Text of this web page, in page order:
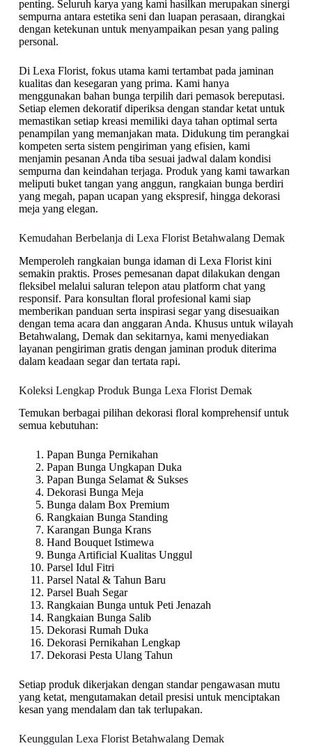
penting. Seluruh karya yang kami hasilkan merupakan sinergi
sempurna antara estetika seni dan luapan perasaan, dirangkai
dengan ketekunan untuk menyampaikan pesan yang paling
personal.
Di Lexa Florist, fokus utama kami tertambat pada jaminan
kualitas dan kesegaran yang prima. Kami hanya
menggunakan bahan bunga terpilih dari pemasok bereputasi.
Setiap elemen dekoratif diperiksa dengan standar ketat untuk
memastikan setiap kreasi memiliki daya tahan optimal serta
penampilan yang memanjakan mata. Didukung tim perangkai
kompeten serta sistem pengiriman yang efisien, kami
menjamin pesanan Anda tiba sesuai jadwal dalam kondisi
sempurna dan keindahan terjaga. Produk yang kami tawarkan
meliputi buket tangan yang anggun, rangkaian bunga berdiri
yang megah, papan ucapan yang ekspresif, hingga dekorasi
meja yang elegan.
Kemudahan Berbelanja di Lexa Florist Betahwalang Demak
Memperoleh rangkaian bunga idaman di Lexa Florist kini
semakin praktis. Proses pemesanan dapat dilakukan dengan
fleksibel melalui saluran telepon atau platform chat yang
responsif. Para konsultan floral profesional kami siap
memberikan panduan serta inspirasi segar yang disesuaikan
dengan tema acara dan anggaran Anda. Khusus untuk wilayah
Betahwalang, Demak dan sekitarnya, kami menyediakan
layanan pengiriman gratis dengan jaminan produk diterima
dalam keadaan segar dan tertata rapi.
Koleksi Lengkap Produk Bunga Lexa Florist Demak
Temukan berbagai pilihan dekorasi floral komprehensif untuk
semua kebutuhan:
Papan Bunga Pernikahan
Papan Bunga Ungkapan Duka
Papan Bunga Selamat & Sukses
Dekorasi Bunga Meja
Bunga dalam Box Premium
Rangkaian Bunga Standing
Karangan Bunga Krans
Hand Bouquet Istimewa
Bunga Artificial Kualitas Unggul
Parsel Idul Fitri
Parsel Natal & Tahun Baru
Parsel Buah Segar
Rangkaian Bunga untuk Peti Jenazah
Rangkaian Bunga Salib
Dekorasi Rumah Duka
Dekorasi Pernikahan Lengkap
Dekorasi Pesta Ulang Tahun
Setiap produk dikerjakan dengan standar pengawasan mutu
yang ketat, mengutamakan detail presisi untuk menciptakan
kesan yang mendalam dan tak terlupakan.
Keunggulan Lexa Florist Betahwalang Demak